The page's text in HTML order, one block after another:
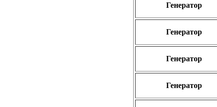
Генератор
Генератор
Генератор
Генератор